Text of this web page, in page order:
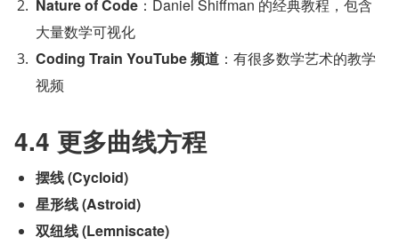
Nature of Code ：Daniel Shiffman 的经典教程，包含
大量数学可视化
Coding Train YouTube 频道 ：有很多数学艺术的教学
视频
4.4 更多曲线方程
摆线 (Cycloid)
星形线 (Astroid)
双纽线 (Lemniscate)